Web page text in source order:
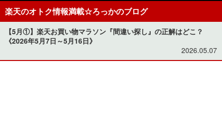
楽天のオトク情報満載☆ろっかのブログ
【5月①】楽天お買い物マラソン『間違い探し』の正解はどこ？
《2026年5月7日～5月16日》
2026.05.07